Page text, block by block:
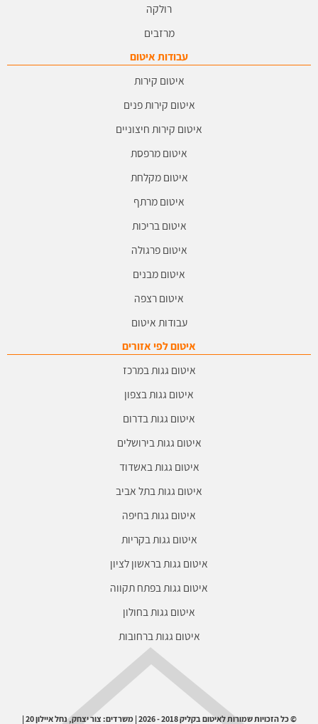
רולקה
מרזבים
עבודות איטום
איטום קירות
איטום קירות פנים
איטום קירות חיצוניים
איטום מרפסת
איטום מקלחת
איטום מרתף
איטום בריכות
איטום פרגולה
איטום מבנים
איטום רצפה
עבודות איטום
איטום לפי אזורים
איטום גגות במרכז
איטום גגות בצפון
איטום גגות בדרום
איטום גגות בירושלים
איטום גגות באשדוד
איטום גגות בתל אביב
איטום גגות בחיפה
איטום גגות בקריות
איטום גגות בראשון לציון
איטום גגות בפתח תקווה
איטום גגות בחולון
איטום גגות ברחובות
© כל הזכויות שמורות לאיטום בקליק 2018 - 2026 | משרדים: צור יצחק, נחל איילון 20 |